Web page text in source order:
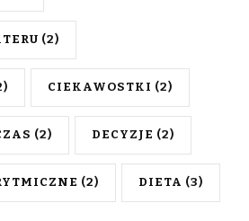
(2)
CIEKAWOSTKI (2)
(2) DECYZJE (2)
(2) DIETA (3)